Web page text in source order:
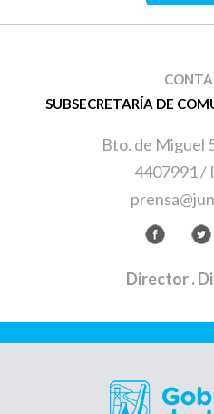
SUBSECRETARÍA DE
Bto. de Miguel
4407991 /
Director.